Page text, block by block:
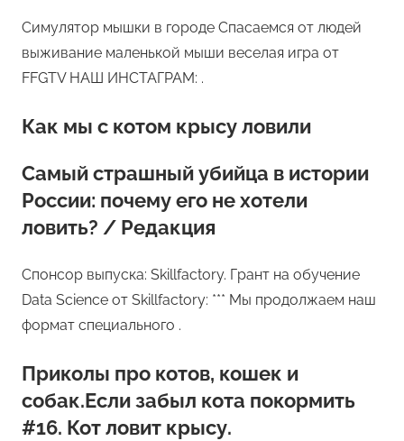
Симулятор мышки в городе Спасаемся от людей
выживание маленькой мыши веселая игра от
FFGTV НАШ ИНСТАГРАМ: .
Как мы с котом крысу ловили
Самый страшный убийца в истории
России: почему его не хотели
ловить? / Редакция
Спонсор выпуска: Skillfactory. Грант на обучение
Data Science от Skillfactory: *** Мы продолжаем наш
формат специального .
Приколы про котов, кошек и
собак.Если забыл кота покормить
#16. Кот ловит крысу.